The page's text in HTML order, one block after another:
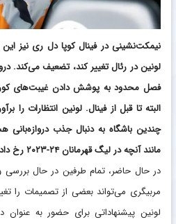
نیمکت‌نشینی در فینال کوپا دل ری نیز
لونین در رئال تغییر کند، تضعیف می‌کند.
فصل محدود به پوشش دادن غیبت‌های
البته تا قبل از فینال. لونین انتظارات را
چندین باشگاه به دنبال جذب دروازه‌بانی
مانند آنچه در لیگ قهرمانان ۲۴-۲۰۲۳ رخ داد واکنش نشان دهد.
در حال حاضر، تمام طرفین در حال
مربیگری می‌تواند بعضی از تصمیمات را
لونین پیشنهاداتی برای حضور به‌ عنوان